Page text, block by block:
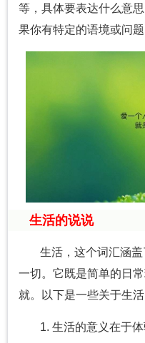
等，具体要表达什么意
果你有特定的语境或问
生活的说说
生活，这个词汇涵
一切。它既是简单的日
就。以下是一些关于生
1. 生活的意义在于